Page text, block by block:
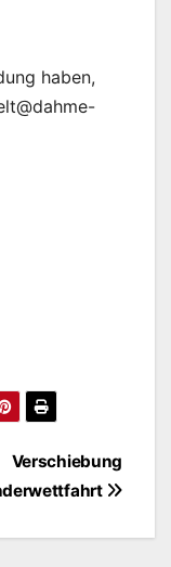
haben,
Verschiebung